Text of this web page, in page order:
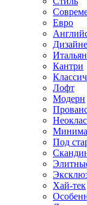
Евро
Кантри
Лофт
Модерн
Под
Хай-тек